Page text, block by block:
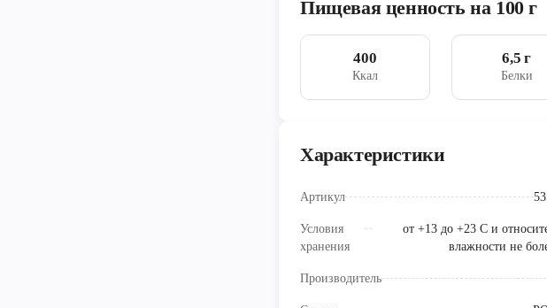
Пищевая ценность на 100 г
400
Ккал
6,5 г
Белки
Характеристики
Артикул
Условия
хранения
от +13 до +23 С и
влажности не
Производитель